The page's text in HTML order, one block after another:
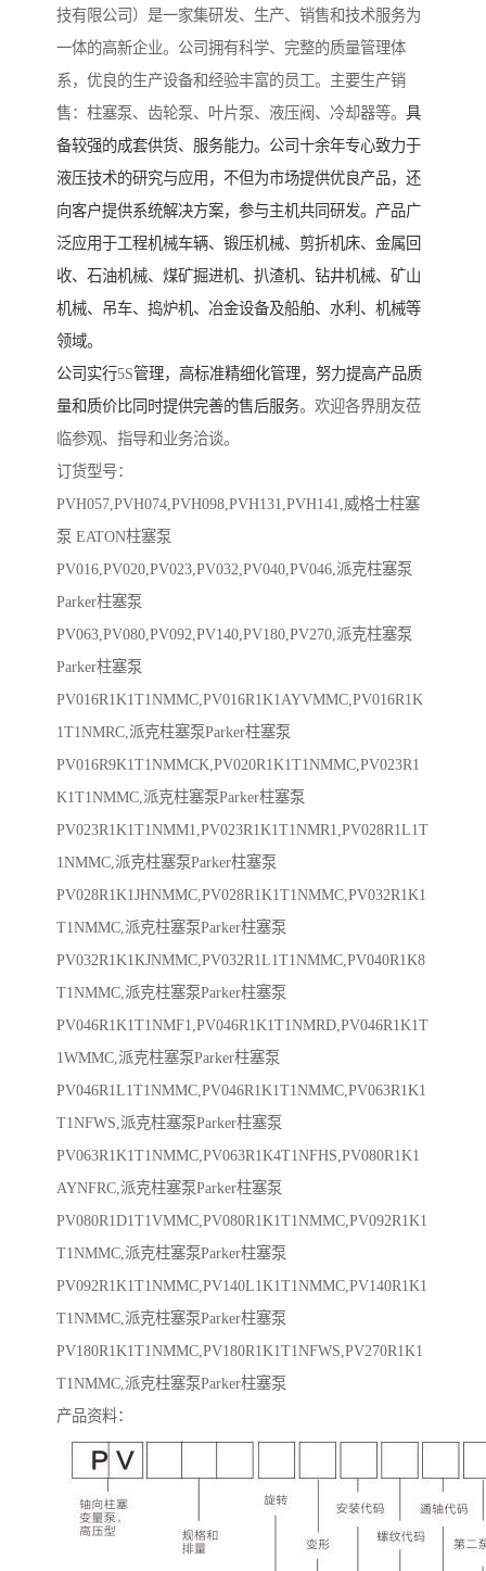
技有限公司）是一家集研发、生产、销售和技术服务为
一体的高新企业。公司拥有科学、完整的质量管理体
系，优良的生产设备和经验丰富的员工。主要生产销
售：柱塞泵、齿轮泵、叶片泵、液压阀、冷却器等。 具
备较强的成套供货、服务能力。公司十余年专心致力于
液压技术的研究与应用，不但为市场提供优良产品，还
向客户提供系统解决方案，参与主机共同研发。产品广
泛应用于工程机械车辆、锻压机械、剪折机床、金属回
收、石油机械、煤矿掘进机、扒渣机、钻井机械、矿山
机械、吊车、捣炉机、冶金设备及船舶、水利、机械等
领域。
公司实行5S管理，高标准精细化管理，努力提高产品质
量和质价比同时提供完善的售后服务。欢迎各界朋友莅
临参观、指导和业务洽谈。
订货型号：
PVH057,PVH074,PVH098,PVH131,PVH141,威格士柱塞
泵 EATON柱塞泵
PV016,PV020,PV023,PV032,PV040,PV046,派克柱塞泵
Parker柱塞泵
PV063,PV080,PV092,PV140,PV180,PV270,派克柱塞泵
Parker柱塞泵
PV016R1K1T1NMMC,PV016R1K1AYVMMC,PV016R1K
1T1NMRC,派克柱塞泵Parker柱塞泵
PV016R9K1T1NMMCK,PV020R1K1T1NMMC,PV023R1
K1T1NMMC,派克柱塞泵Parker柱塞泵
PV023R1K1T1NMM1,PV023R1K1T1NMR1,PV028R1L1T
1NMMC,派克柱塞泵Parker柱塞泵
PV028R1K1JHNMMC,PV028R1K1T1NMMC,PV032R1K1
T1NMMC,派克柱塞泵Parker柱塞泵
PV032R1K1KJNMMC,PV032R1L1T1NMMC,PV040R1K8
T1NMMC,派克柱塞泵Parker柱塞泵
PV046R1K1T1NMF1,PV046R1K1T1NMRD,PV046R1K1T
1WMMC,派克柱塞泵Parker柱塞泵
PV046R1L1T1NMMC,PV046R1K1T1NMMC,PV063R1K1
T1NFWS,派克柱塞泵Parker柱塞泵
PV063R1K1T1NMMC,PV063R1K4T1NFHS,PV080R1K1
AYNFRC,派克柱塞泵Parker柱塞泵
PV080R1D1T1VMMC,PV080R1K1T1NMMC,PV092R1K1
T1NMMC,派克柱塞泵Parker柱塞泵
PV092R1K1T1NMMC,PV140L1K1T1NMMC,PV140R1K1
T1NMMC,派克柱塞泵Parker柱塞泵
PV180R1K1T1NMMC,PV180R1K1T1NFWS,PV270R1K1
T1NMMC,派克柱塞泵Parker柱塞泵
产品资料：